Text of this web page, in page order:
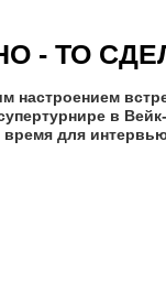
- ТО
настроением
в
для